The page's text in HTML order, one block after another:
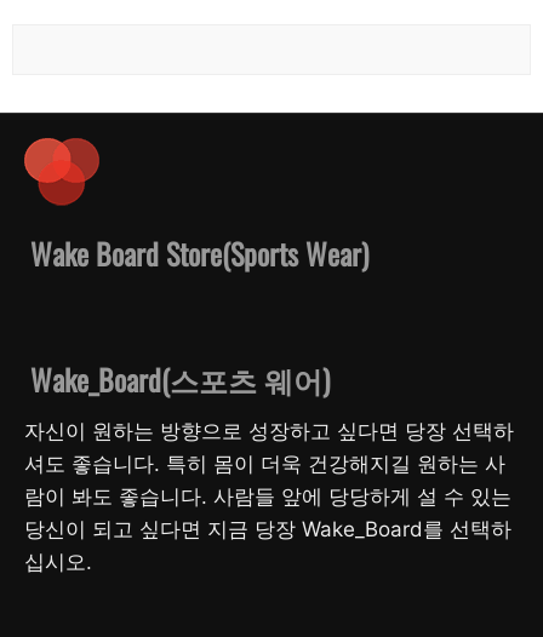
Wake Board Store(Sports Wear)
Wake_Board(스포츠 웨어)
자신이 원하는 방향으로 성장하고 싶다면 당장 선택하
셔도 좋습니다. 특히 몸이 더욱 건강해지길 원하는 사
람이 봐도 좋습니다. 사람들 앞에 당당하게 설 수 있는
당신이 되고 싶다면 지금 당장 Wake_Board를 선택하
십시오.